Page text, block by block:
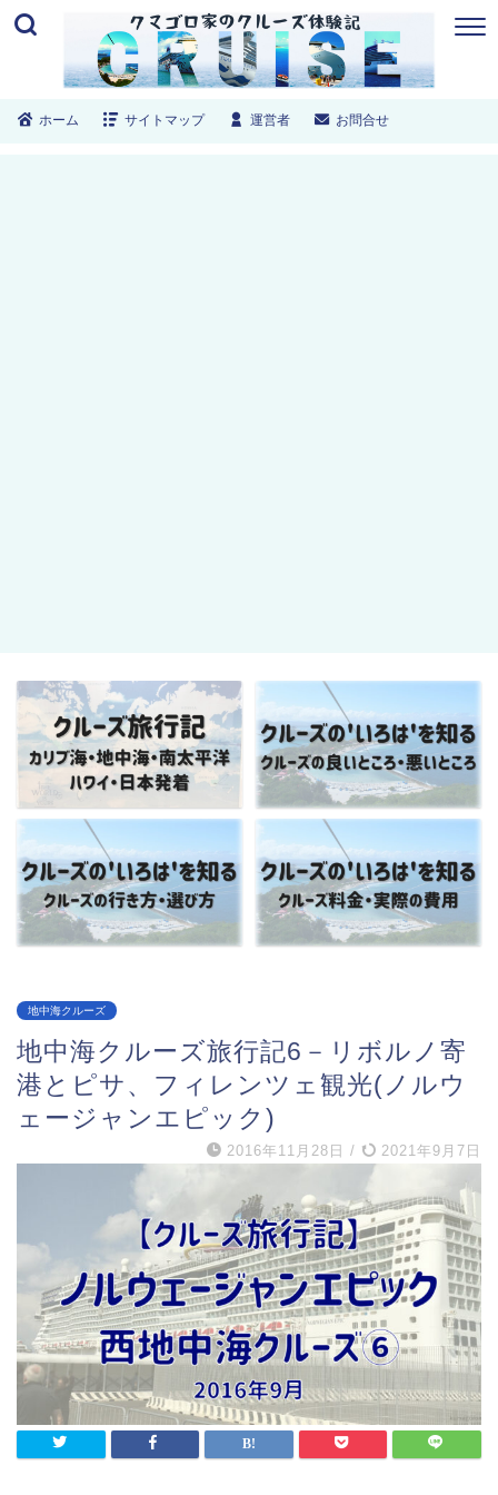
ホーム サイトマップ 運営者 お問合せ
地中海クルーズ
地中海クルーズ旅行記6－リボルノ寄
港とピサ、フィレンツェ観光(ノルウ
ェージャンエピック)
2016年11月28日 / 2021年9月7日